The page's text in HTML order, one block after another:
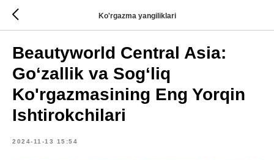
Ko'rgazma yangiliklari
Beautyworld Central Asia:
Goʻzallik va Sogʻliq
Ko'rgazmasining Eng Yorqin
Ishtirokchilari
2024-11-13 15:54